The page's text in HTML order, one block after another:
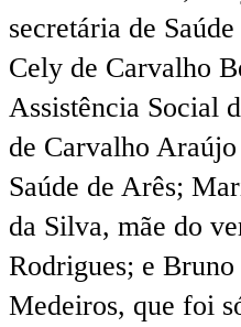
secretária de
Cely de Carvalho
Assistência Social
de Carvalho
Saúde de Arês;
da Silva, mãe do
Rodrigues; e
Medeiros, que foi